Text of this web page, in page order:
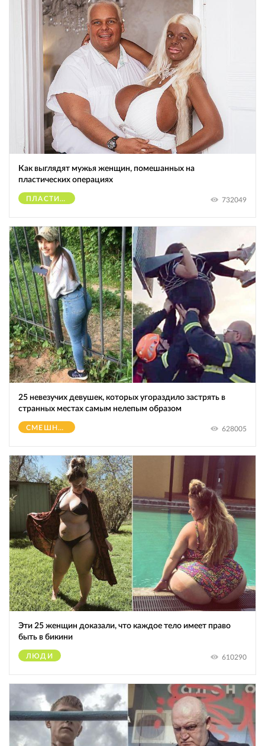
Как выглядят мужья женщин, помешанных на
пластических операциях
ПЛАСТИЧЕСКИЕ ОПЕРАЦИИ 732049
25 невезучих девушек, которых угораздило застрять в
странных местах самым нелепым образом
СМЕШНОЕ 628005
Эти 25 женщин доказали, что каждое тело имеет право
быть в бикини
ЛЮДИ 610290